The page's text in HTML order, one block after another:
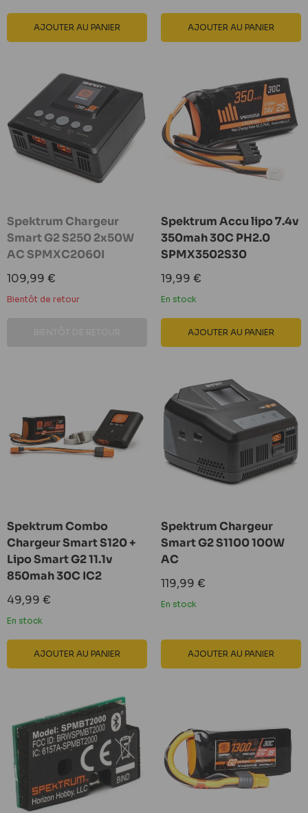
AJOUTER AU PANIER AJOUTER AU PANIER
Spektrum Chargeur
Smart G2 S250 2x50W
AC SPMXC2060I
Prix
réduit
109,99 €
Bientôt de retour
Spektrum Accu lipo 7.4v
350mah 30C PH2.0
SPMX3502S30
Prix
réduit
19,99 €
En stock
AJOUTER AU PANIER
Spektrum Combo
Chargeur Smart S120 +
Lipo Smart G2 11.1v
850mah 30C IC2
Prix
réduit
49,99 €
En stock
AJOUTER AU PANIER
Spektrum Chargeur
Smart G2 S1100 100W
AC
Prix
réduit
119,99 €
En stock
AJOUTER AU PANIER